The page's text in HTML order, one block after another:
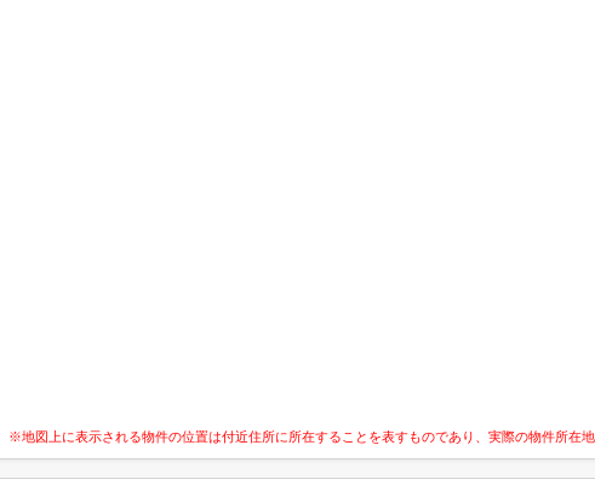
※地図上に表示される物件の位置は付近住所に所在することを表すものであり、実際の物件所在地